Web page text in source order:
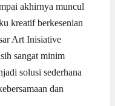
akhirnya muncul
kreatif berkesenian
Art Inisiative
sangat minim
solusi sederhana
dan